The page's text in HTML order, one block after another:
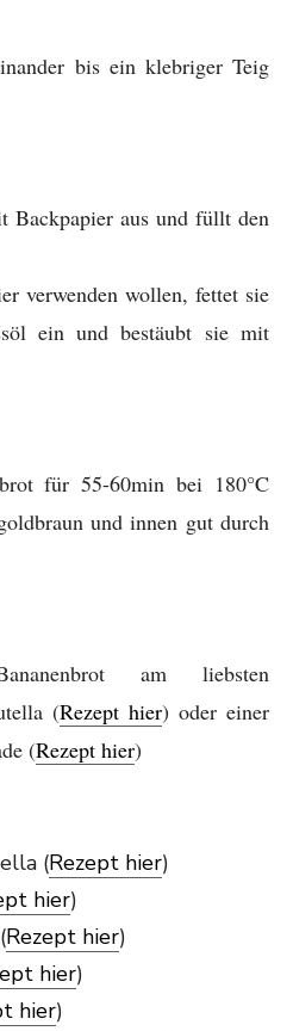
bis ein klebriger Teig
Backpapier aus und füllt den
verwenden wollen, fettet sie
ein und bestäubt sie mit
für 55-60min bei 180°C
und innen gut durch
am liebsten
(Rezept hier) oder einer
(Rezept hier)
(Rezept hier)
hier)
Rezept hier)
hier)
hier)